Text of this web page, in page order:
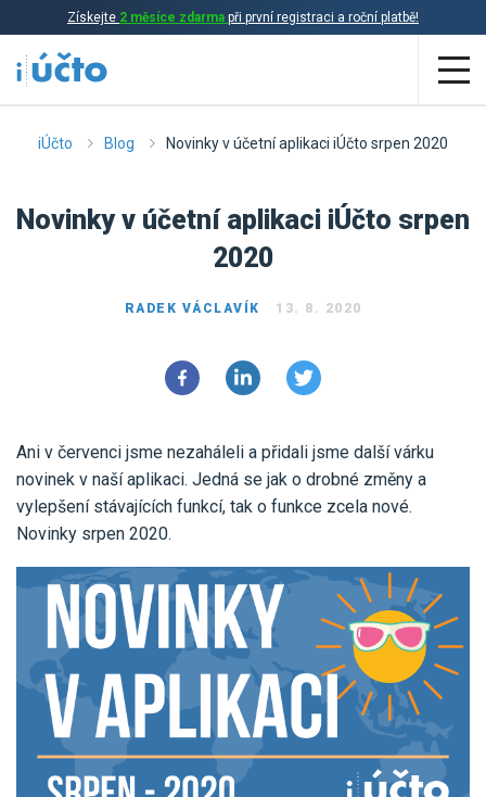
Získejte 2 měsíce zdarma při první registraci a roční platbě!
Aplikace
Daňová evidence
Online účetnictví
Online fakturace
Propojení s bankou
Ceník a sklady
One Stop Shop (OSS)
Všechny funkce
Ceník
Účetní služby
Pro uživatele iÚčto
Poptávka účetních služeb
Ceník účetních služeb
Pro koho je určené
Pro firmy
Pro živnostníky
Pro spolky Blog Kontakt
VYZKOUŠET ZDARMA PŘIHLÁSIT SE
iÚčto Blog Novinky v účetní aplikaci iÚčto srpen 2020
Novinky v účetní aplikaci iÚčto srpen
2020
RADEK VÁCLAVÍK 13. 8. 2020
Ani v červenci jsme nezaháleli a přidali jsme další várku
novinek v naší aplikaci. Jedná se jak o drobné změny a
vylepšení stávajících funkcí, tak o funkce zcela nové.
Novinky srpen 2020.